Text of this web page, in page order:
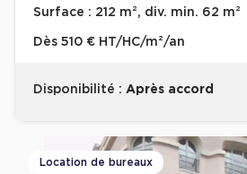
Surface : 212 m², div. min. 62 m²
Dès 510 € HT/HC/m²/an
Disponibilité : Après accord
Location de bureaux